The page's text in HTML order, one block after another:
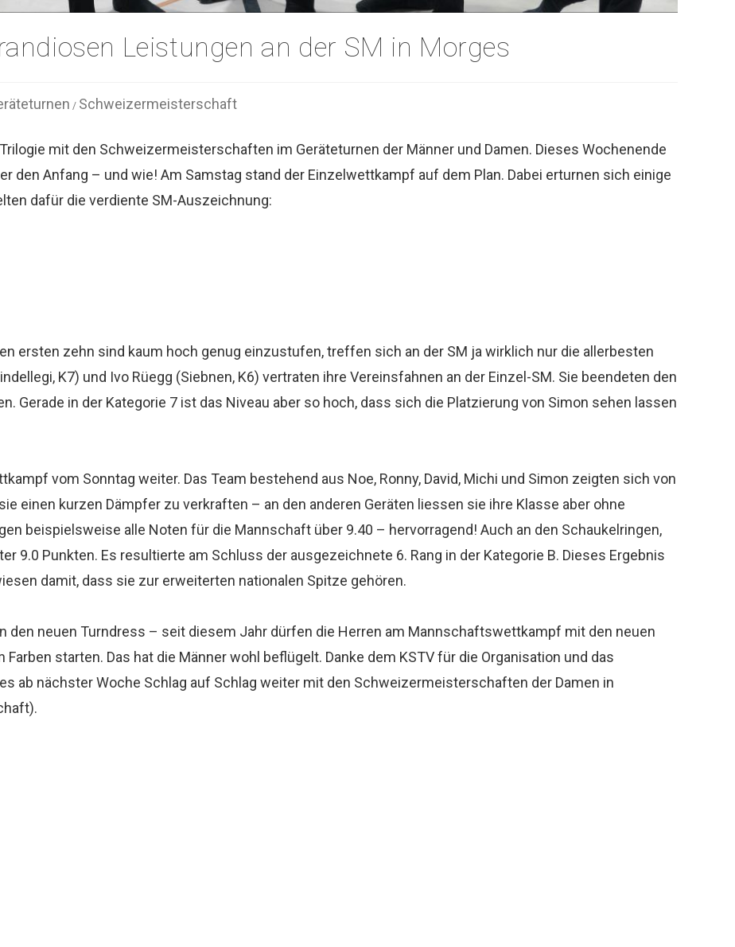
Leistungen an der SM in Morges
/ Schweizermeisterschaft
mit den Schweizermeisterschaften im Geräteturnen der Männer und Damen. Dieses Wochenende
den Anfang – und wie! Am Samstag stand der Einzelwettkampf auf dem Plan. Dabei erturnen sich einige
dafür die verdiente SM-Auszeichnung:
ersten zehn sind kaum hoch genug einzustufen, treffen sich an der SM ja wirklich nur die allerbesten
K7) und Ivo Rüegg (Siebnen, K6) vertraten ihre Vereinsfahnen an der Einzel-SM. Sie beendeten den
Gerade in der Kategorie 7 ist das Niveau aber so hoch, dass sich die Platzierung von Simon sehen lassen
vom Sonntag weiter. Das Team bestehend aus Noe, Ronny, David, Michi und Simon zeigten sich von
einen kurzen Dämpfer zu verkraften – an den anderen Geräten liessen sie ihre Klasse aber ohne
beispielsweise alle Noten für die Mannschaft über 9.40 – hervorragend! Auch an den Schaukelringen,
9.0 Punkten. Es resultierte am Schluss der ausgezeichnete 6. Rang in der Kategorie B. Dieses Ergebnis
damit, dass sie zur erweiterten nationalen Spitze gehören.
den neuen Turndress – seit diesem Jahr dürfen die Herren am Mannschaftswettkampf mit den neuen
starten. Das hat die Männer wohl beflügelt. Danke dem KSTV für die Organisation und das
ab nächster Woche Schlag auf Schlag weiter mit den Schweizermeisterschaften der Damen in